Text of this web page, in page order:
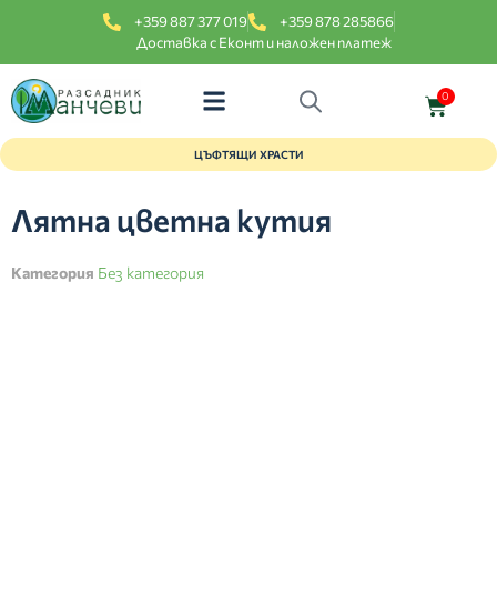
+359 887 377 019
+359 878 285866
Доставка с Еконт и наложен платеж
0
ЦЪФТЯЩИ ХРАСТИ
Лятна цветна кутия
Категория Без категория